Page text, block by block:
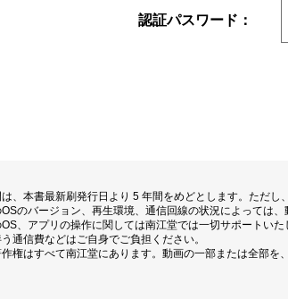
認証パスワード：
は、本書最新刷発行日より 5 年間をめどとします。ただ
OSのバージョン、再生環境、通信回線の状況によっては、
、アプリの操作に関しては南江堂では一切サポートいた
通信費などはご自身でご負担ください。
作権はすべて南江堂にあります。動画の一部または全部